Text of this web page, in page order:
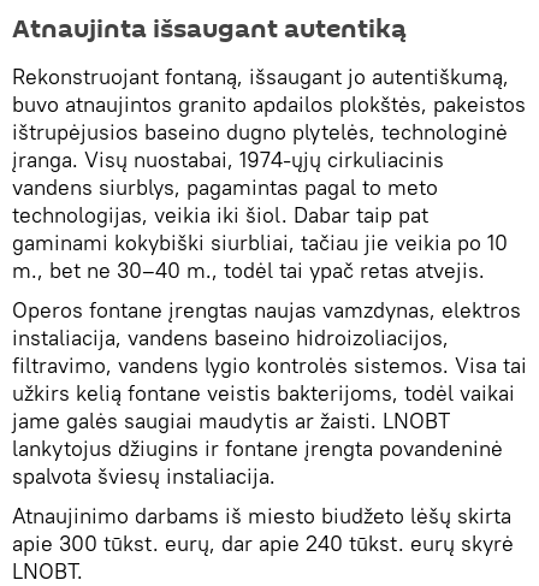
Atnaujinta išsaugant autentiką
Rekonstruojant fontaną, išsaugant jo autentiškumą,
buvo atnaujintos granito apdailos plokštės, pakeistos
ištrupėjusios baseino dugno plytelės, technologinė
įranga. Visų nuostabai, 1974-ųjų cirkuliacinis
vandens siurblys, pagamintas pagal to meto
technologijas, veikia iki šiol. Dabar taip pat
gaminami kokybiški siurbliai, tačiau jie veikia po 10
m., bet ne 30–40 m., todėl tai ypač retas atvejis.
Operos fontane įrengtas naujas vamzdynas, elektros
instaliacija, vandens baseino hidroizoliacijos,
filtravimo, vandens lygio kontrolės sistemos. Visa tai
užkirs kelią fontane veistis bakterijoms, todėl vaikai
jame galės saugiai maudytis ar žaisti. LNOBT
lankytojus džiugins ir fontane įrengta povandeninė
spalvota šviesų instaliacija.
Atnaujinimo darbams iš miesto biudžeto lėšų skirta
apie 300 tūkst. eurų, dar apie 240 tūkst. eurų skyrė
LNOBT.